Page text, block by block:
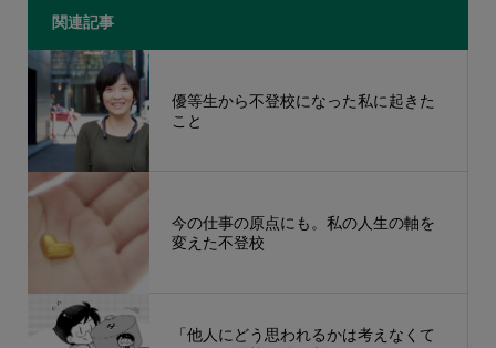
関連記事
優等生から不登校になった私に起きた
こと
今の仕事の原点にも。私の人生の軸を
変えた不登校
「他人にどう思われるかは考えなくて